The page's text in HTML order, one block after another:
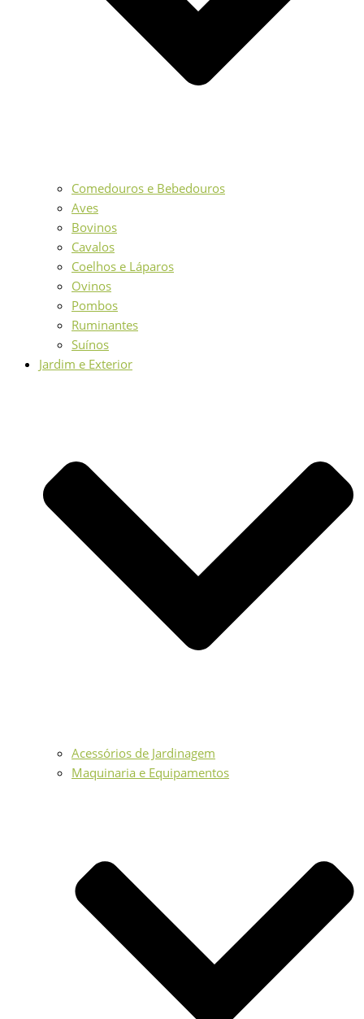
Comedouros e Bebedouros
Aves
Bovinos
Cavalos
Coelhos e Láparos
Ovinos
Pombos
Ruminantes
Suínos
Jardim e Exterior
Acessórios de Jardinagem
Maquinaria e Equipamentos